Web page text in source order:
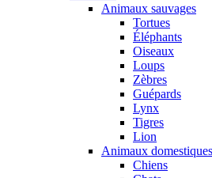
Animaux sauvages
Tortues
Éléphants
Oiseaux
Loups
Zèbres
Guépards
Lynx
Tigres
Lion
Animaux domestiques
Chiens